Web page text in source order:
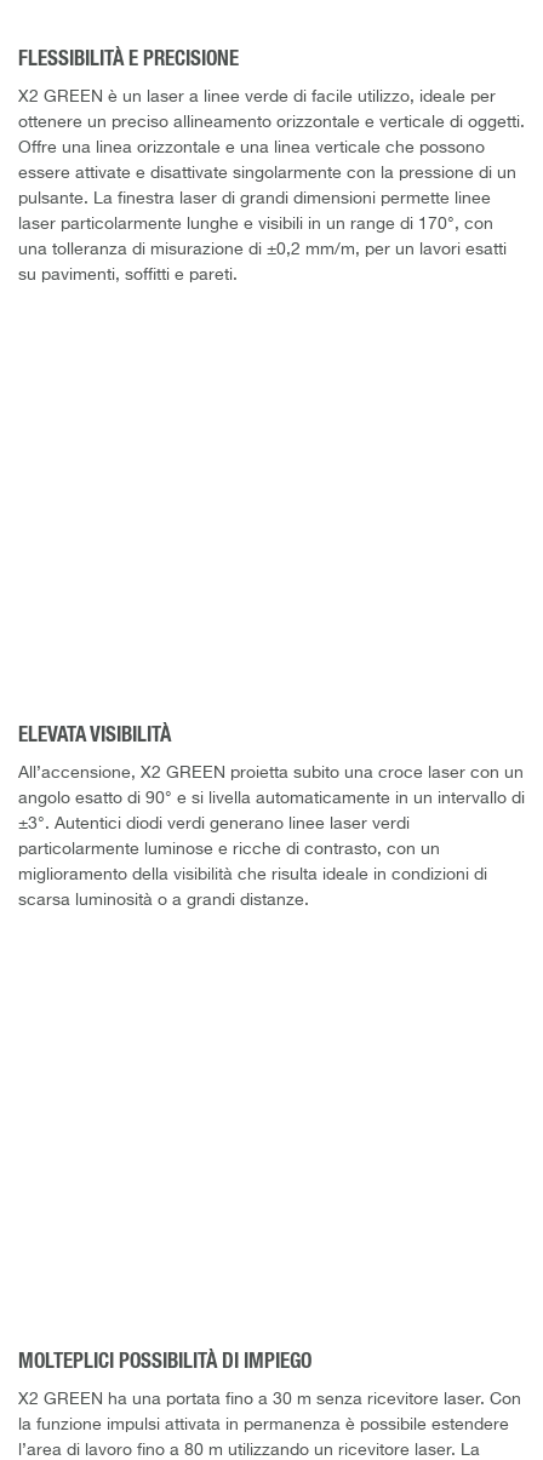
FLESSIBILITÀ E PRECISIONE
X2 GREEN è un laser a linee verde di facile utilizzo, ideale per
ottenere un preciso allineamento orizzontale e verticale di oggetti.
Offre una linea orizzontale e una linea verticale che possono
essere attivate e disattivate singolarmente con la pressione di un
pulsante. La finestra laser di grandi dimensioni permette linee
laser particolarmente lunghe e visibili in un range di 170°, con
una tolleranza di misurazione di ±0,2 mm/m, per un lavori esatti
su pavimenti, soffitti e pareti.
ELEVATA VISIBILITÀ
All’accensione, X2 GREEN proietta subito una croce laser con un
angolo esatto di 90° e si livella automaticamente in un intervallo di
±3°. Autentici diodi verdi generano linee laser verdi
particolarmente luminose e ricche di contrasto, con un
miglioramento della visibilità che risulta ideale in condizioni di
scarsa luminosità o a grandi distanze.
MOLTEPLICI POSSIBILITÀ DI IMPIEGO
X2 GREEN ha una portata fino a 30 m senza ricevitore laser. Con
la funzione impulsi attivata in permanenza è possibile estendere
l’area di lavoro fino a 80 m utilizzando un ricevitore laser. La